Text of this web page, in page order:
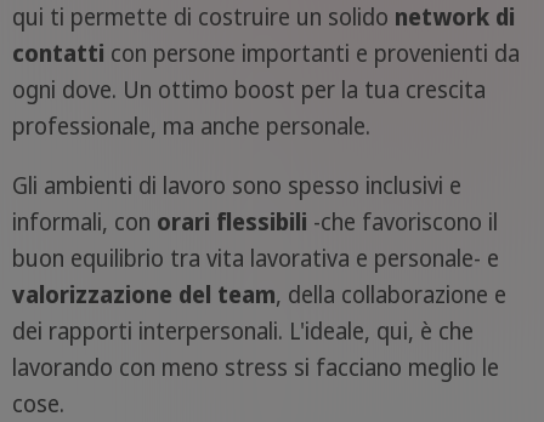
qui ti permette di costruire un solido network di
contatti con persone importanti e provenienti da
ogni dove. Un ottimo boost per la tua crescita
professionale, ma anche personale.
Gli ambienti di lavoro sono spesso inclusivi e
informali, con orari flessibili -che favoriscono il
buon equilibrio tra vita lavorativa e personale- e
valorizzazione del team, della collaborazione e
dei rapporti interpersonali. L'ideale, qui, è che
lavorando con meno stress si facciano meglio le
cose.